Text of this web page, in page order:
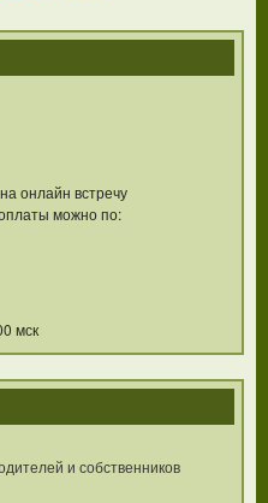
онлайн встречу
можно по:
мск
и собственников